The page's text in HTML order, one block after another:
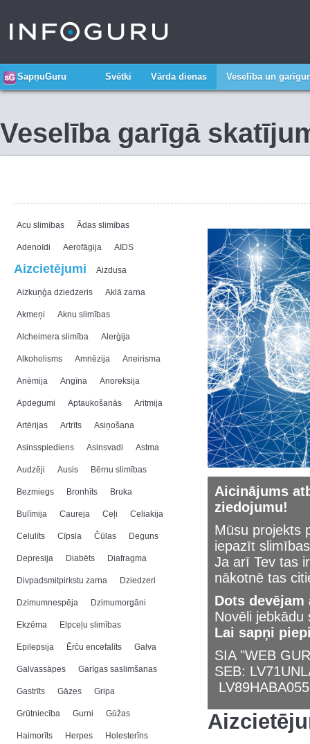
SapņuGuru Svētki Vārda dienas Veselība un
Veselība garīgā
Acu slimības Ādas slimības
Adenoīdi Aerofāgija AIDS
Aizcietējumi Aizdusa
Aizkuņģa dziedzeris Aklā zarna
Akmeņi Aknu slimības
Alcheimera slimība Alerģija
Alkoholisms Amnēzija Aneirisma
Anēmija Angīna Anoreksija
Apdegumi Aptaukošanās Aritmija
Artērijas Artrīts Asiņošana
Asinsspiediens Asinsvadi Astma
Audzēji Ausis Bērnu slimības
Bezmiegs Bronhīts Bruka
Bulīmija Caureja Ceļi Celiakija
Celulīts Cīpsla Čūlas Deguns
Depresija Diabēts Diafragma
Divpadsmitpirkstu zarna Dziedzeri
Dzimumnespēja Dzimumorgāni
Ekzēma Elpceļu slimības
Epilepsija Ērču encefalīts Galva
Galvassāpes Garīgas saslimšanas
Gastrīts Gāzes Gripa
Grūtniecība Gurni Gūžas
Haimorīts Herpes Holesterīns
Aicinājums
ziedojumu!
Mūsu projekts
iepazīt
Ja arī Tev tas
nākotnē tas
Dots
Novēli
Lai sapņi
SIA "WEB
SEB: